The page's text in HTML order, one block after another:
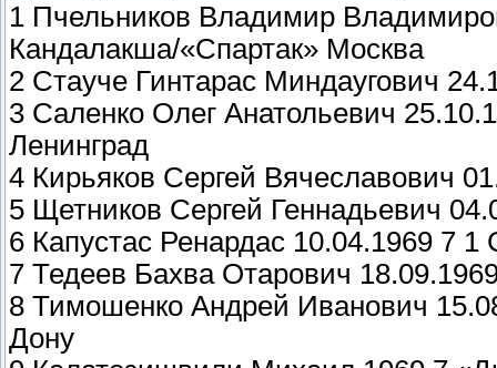
1 Пчельников Владимир
Кандалакша/«Спартак» Москва
2 Стауче Гинтарас Миндаугович
3 Саленко Олег Анатольевич
Ленинград
4 Кирьяков Сергей Вячеславович
5 Щетников Сергей Геннадьевич
6 Капустас Ренардас 10.04.1969 7
7 Тедеев Бахва Отарович
8 Тимошенко Андрей Иванович
Дону